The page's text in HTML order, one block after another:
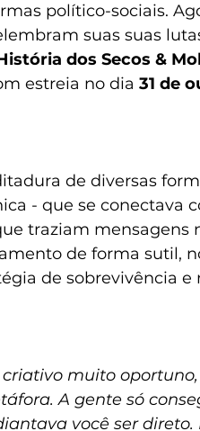
político-sociais.
suas suas
dos Secos &
estreia no dia 31 de
de diversas
- que se conectava
traziam mensagens
de forma sutil,
de sobrevivência e
muito oportuno,
A gente só
você ser direto.